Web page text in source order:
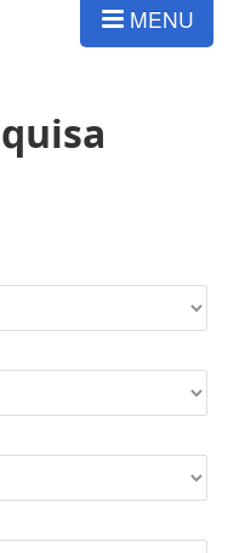
MENU